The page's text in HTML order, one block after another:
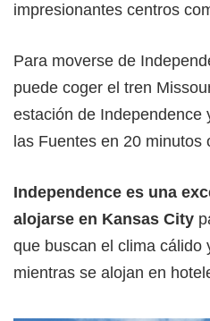
impresionantes centros
Para moverse de
puede coger el tren
estación de Independence
las Fuentes en 20 minutos
Independence es una
alojarse en Kansas City
que buscan el clima cálido
mientras se alojan en